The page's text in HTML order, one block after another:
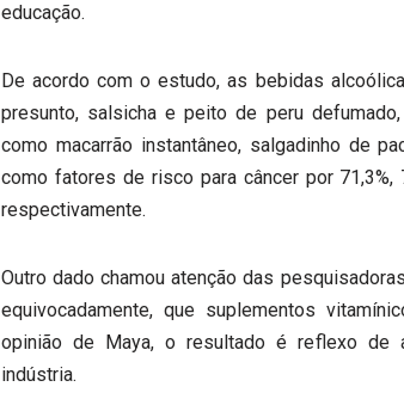
educação.
De acordo com o estudo, as bebidas
presunto, salsicha e peito de peru
como macarrão instantâneo, salgadinho de
como fatores de risco para câncer por 71,3%,
respectivamente.
Outro dado chamou atenção das
equivocadamente, que suplementos
opinião de Maya, o resultado é reflexo de
indústria.